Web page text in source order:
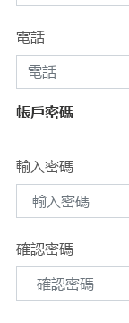
電話
帳戶密碼
輸入密碼
確認密碼